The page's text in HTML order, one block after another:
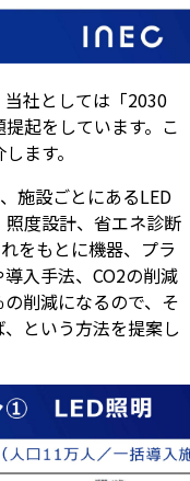
社としては「2030
起をしています。こ
ます。
施設ごとにあるLED
度設計、省エネ診断
をもとに機器、プラ
入手法、CO2の削減
削減になるので、そ
という方法を提案し